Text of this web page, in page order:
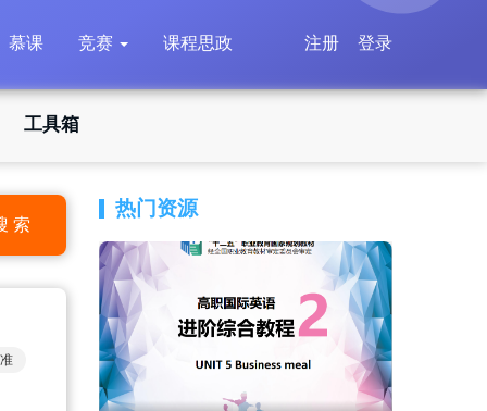
慕课 竞赛 课程思政 登录
注册
工具箱
索
热门资源